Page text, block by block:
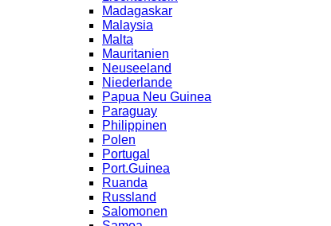
Madagaskar
Malaysia
Malta
Mauritanien
Neuseeland
Niederlande
Papua Neu Guinea
Paraguay
Philippinen
Polen
Portugal
Port.Guinea
Ruanda
Russland
Salomonen